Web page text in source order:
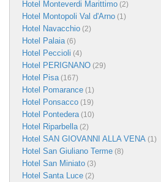
Hotel Monteverdi Marittimo (2)
Hotel Montopoli Val d'Arno (1)
Hotel Navacchio (2)
Hotel Palaia(6)
Hotel Peccioli (4)
Hotel PERIGNANO (29)
Hotel Pisa(167)
Hotel Pomarance (1)
Hotel Ponsacco (19)
Hotel Pontedera(10)
Hotel Riparbella(2)
Hotel SAN GIOVANNI ALLA VENA (1)
Hotel San Giuliano Terme (8)
Hotel San Miniato (3)
Hotel Santa Luce (2)